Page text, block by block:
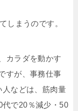
しまうのです。
カラダを動かす
すが、事務仕事
人などは、筋肉量
代で20％減少・50